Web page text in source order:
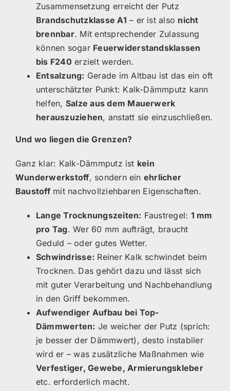
Zusammensetzung erreicht der Putz
Brandschutzklasse A1 – er ist also nicht
brennbar. Mit entsprechender Zulassung
können sogar Feuerwiderstandsklassen
bis F240 erzielt werden.
Entsalzung: Gerade im Altbau ist das ein oft
unterschätzter Punkt: Kalk-Dämmputz kann
helfen, Salze aus dem Mauerwerk
herauszuziehen, anstatt sie einzuschließen.
Und wo liegen die Grenzen?
Ganz klar: Kalk-Dämmputz ist kein
Wunderwerkstoff, sondern ein ehrlicher
Baustoffmit nachvollziehbaren Eigenschaften.
Lange Trocknungszeiten: Faustregel: 1 mm
pro Tag. Wer 60 mm aufträgt, braucht
Geduld – oder gutes Wetter.
Schwindrisse: Reiner Kalk schwindet beim
Trocknen. Das gehört dazu und lässt sich
mit guter Verarbeitung und Nachbehandlung
in den Griff bekommen.
Aufwendiger Aufbau bei Top-
Dämmwerten: Je weicher der Putz (sprich:
je besser der Dämmwert), desto instabiler
wird er – was zusätzliche Maßnahmen wie
Verfestiger, Gewebe, Armierungskleber
etc. erforderlich macht.